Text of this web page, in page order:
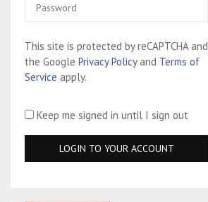
This site is protected by reCAPTCHA and
the Google Privacy Policyand Terms of
Service apply.
Keep me signed in until I sign out